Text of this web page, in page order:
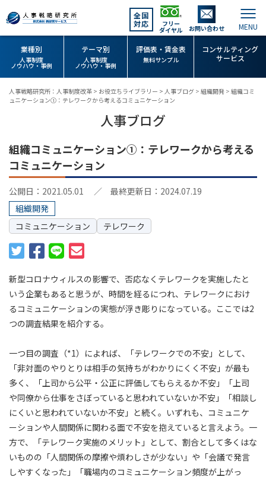
全国
対応
フリー
ダイヤル お問い合わせ
業種別
人事制度
ノウハウ・事例
テーマ別
人事制度
ノウハウ・事例
評価表・賃金表
無料サンプル
コンサルティング
サービス
人事戦略研究所：人事制度改革 > お役立ちライブラリー > 人事ブログ > 組織開発 > 組織コミ
ュニケーション①：テレワークから考えるコミュニケーション
人事ブログ
組織コミュニケーション①：テレワークから考える
コミュニケーション
公開日：2021.05.01
／ 最終更新日：2024.07.19
組織開発
コミュニケーション
テレワーク
新型コロナウィルスの影響で、否応なくテレワークを実施したと
いう企業もあると思うが、時間を経るにつれ、テレワークにおけ
るコミュニケーションの実態が浮き彫りになっている。ここでは2
つの調査結果を紹介する。
一つ目の調査（*1）によれば、「テレワークでの不安」として、
「非対面のやりとりは相手の気持ちがわかりにくく不安」が最も
多く、「上司から公平・公正に評価してもらえるか不安」「上司
や同僚から仕事をさぼっていると思われていないか不安」「相談し
にくいと思われていないか不安」と続く。いずれも、コミュニケ
ーションや人間関係に関わる面で不安を抱えていると言えよう。一
方で、「テレワーク実施のメリット」として、割合として多くはな
いものの「人間関係の摩擦や煩わしさが少ない」や「会議で発言
しやすくなった」「職場内のコミュニケーション頻度が上がっ